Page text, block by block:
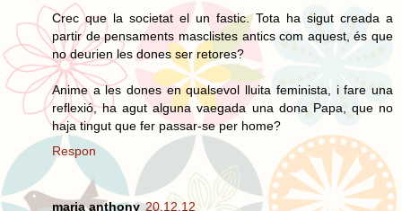
Crec que la societat el un fastic. Tota ha sigut creada a
partir de pensaments masclistes antics com aquest, és que
no deurien les dones ser retores?
Anime a les dones en qualsevol lluita feminista, i fare una
reflexió, ha agut alguna vaegada una dona Papa, que no
haja tingut que fer passar-se per home?
Respon
maria anthony 20.12.12